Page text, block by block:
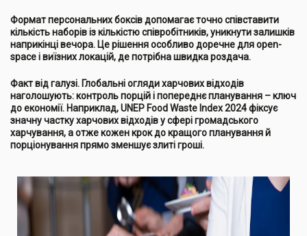
Формат персональних боксів допомагає точно співставити
кількість наборів із кількістю співробітників, уникнути залишків
наприкінці вечора. Це рішення особливо доречне для open-
space і виїзних локацій, де потрібна швидка роздача.
Факт від галузі. Глобальні огляди харчових відходів
наголошують: контроль порцій і попереднє планування – ключ
до економії. Наприклад, UNEP Food Waste Index 2024 фіксує
значну частку харчових відходів у сфері громадського
харчування, а отже кожен крок до кращого планування й
порціонування прямо зменшує злиті гроші.